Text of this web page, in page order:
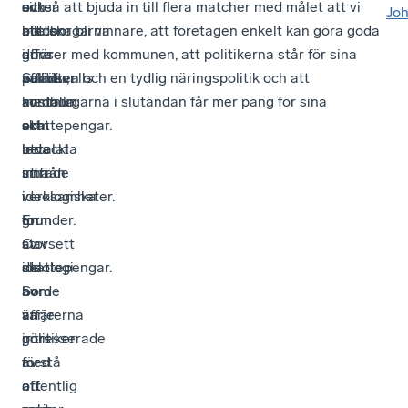
av
att
göra
affärer,
anställa
och
utveckla
sina
verksamheter.
En
stor
del
av
affärerna
görs
med
offentlig
och
botten
drivs
politiker
av
att
leda
utifrån
ideologiska
grunder.
Oavsett
ideologi
borde
varje
politiker
förstå
att
sitter
medborgarna
i
Sundsvalls
kommun
som
betalat
inträde
i
form
av
skattepengar.
Som
är
intresserade
av
att
också att bjuda in till flera matcher med målet att vi
alla ska bli vinnare, att företagen enkelt kan göra goda
affärer med kommunen, att politikerna står för sina
vallöften och en tydlig näringspolitik och att
medborgarna i slutändan får mer pang för sina
skattepengar.